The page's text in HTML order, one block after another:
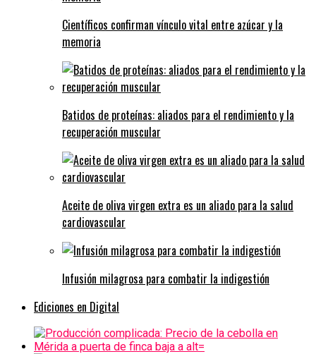
Científicos confirman vínculo vital entre azúcar y la
memoria
Batidos de proteínas: aliados para el rendimiento y la
recuperación muscular
Aceite de oliva virgen extra es un aliado para la salud
cardiovascular
Infusión milagrosa para combatir la indigestión
Ediciones en Digital